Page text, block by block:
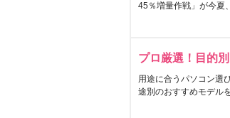
45％増量作戦」が今夏
プロ厳選！目的
用途に合うパソコン選
途別のおすすめモデル